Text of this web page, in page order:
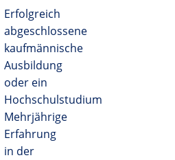
Erfolgreich
abgeschlossene
kaufmännische
Ausbildung
oder ein
Hochschulstudium
Mehrjährige
Erfahrung
in der